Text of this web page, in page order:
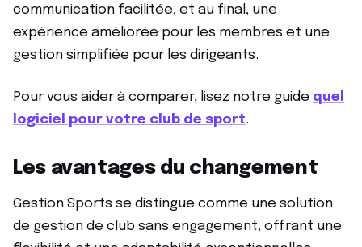
communication facilitée, et au final, une
expérience améliorée pour les membres et une
gestion simplifiée pour les dirigeants.
Pour vous aider à comparer, lisez notre guide quel
logiciel pour votre club de sport.
Les avantages du changement
Gestion Sports se distingue comme une solution
de gestion de club sans engagement, offrant une